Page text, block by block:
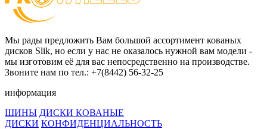
Мы рады предложить Вам большой ассортимент кованых
дисков Slik, но если у нас не оказалось нужной вам модели -
мы изготовим её для вас непосредственно на производстве.
Звоните нам по тел.: +7(8442) 56-32-25
информация
ШИНЫ ДИСКИ КОВАНЫЕ
ДИСКИ КОНФИДЕНЦИАЛЬНОСТЬ